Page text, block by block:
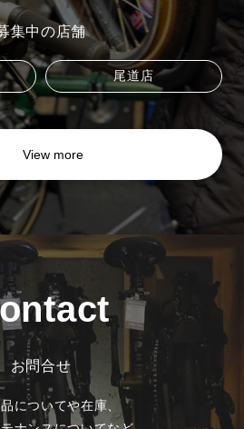
集中の店舗
尾道店
View more
お問合せ
についてや在庫、